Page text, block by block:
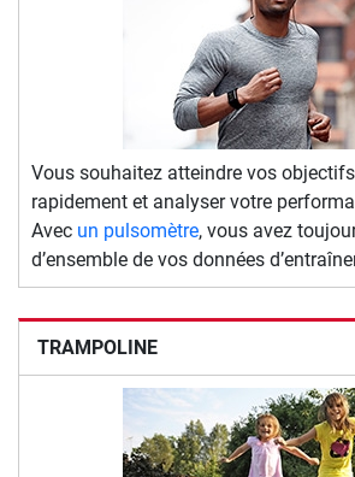
Vous souhaitez atteindre vos
rapidement et analyser votre
Avec un pulsomètre, vous avez
d’ensemble de vos données
TRAMPOLINE